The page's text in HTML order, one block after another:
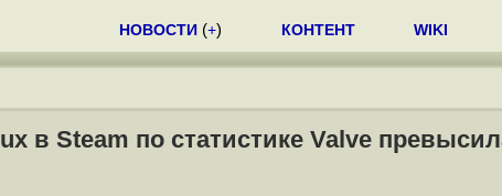
НОВОСТИ (+) КОНТЕНТ WIKI
в Steam по статистике Valve